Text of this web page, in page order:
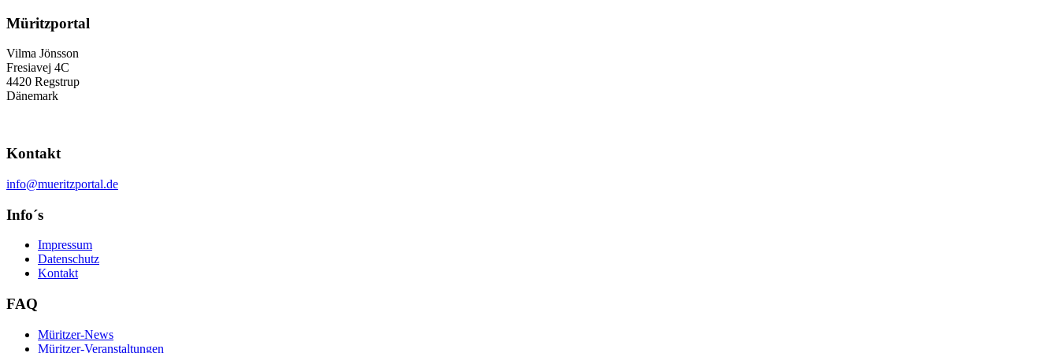
Müritzportal
Vilma Jönsson
Fresiavej 4C
4420 Regstrup
Dänemark
Kontakt
info@mueritzportal.de
Info´s
Impressum
Datenschutz
Kontakt
FAQ
Müritzer-News
Müritzer-Veranstaltungen